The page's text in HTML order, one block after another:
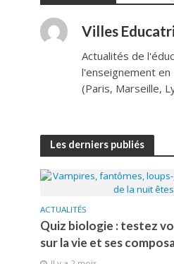
Villes
Actualités de
l'enseignement en
(Paris, Marseille,
Les derniers publiés
ACTUALITÉS
Quiz biologie : testez
sur la vie et ses